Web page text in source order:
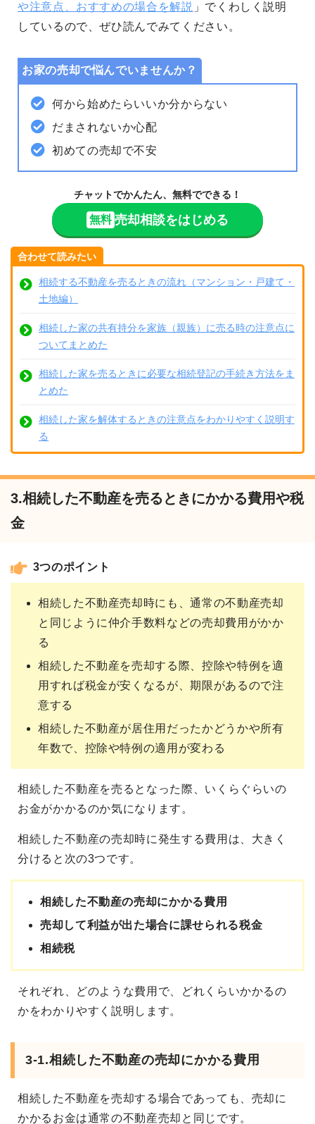
や注意点、おすすめの場合を解説 」でくわしく説明
しているので、ぜひ読んでみてください。
お家の売却で悩んでいませんか？
何から始めたらいいか分からない
だまされないか心配
初めての売却で不安
チャットでかんたん、無料でできる！
無料 売却相談をはじめる
合わせて読みたい
相続する不動産を売るときの流れ（マンション・戸建て・
土地編）
相続した家の共有持分を家族（親族）に売る時の注意点に
ついてまとめた
相続した家を売るときに必要な相続登記の手続き方法をま
とめた
相続した家を解体するときの注意点をわかりやすく説明す
る
3.相続した不動産を売るときにかかる費用や税
金
3つのポイント
相続した不動産売却時にも、通常の不動産売却
と同じように仲介手数料などの売却費用がかか
る
相続した不動産を売却する際、控除や特例を適
用すれば税金が安くなるが、期限があるので注
意する
相続した不動産が居住用だったかどうかや所有
年数で、控除や特例の適用が変わる
相続した不動産を売るとなった際、いくらぐらいの
お金がかかるのか気になります。
相続した不動産の売却時に発生する費用は、大きく
分けると次の3つです。
相続した不動産の売却にかかる費用
売却して利益が出た場合に課せられる税金
相続税
それぞれ、どのような費用で、どれくらいかかるの
かをわかりやすく説明します。
3-1.相続した不動産の売却にかかる費用
相続した不動産を売却する場合であっても、売却に
かかるお金は通常の不動産売却と同じです。